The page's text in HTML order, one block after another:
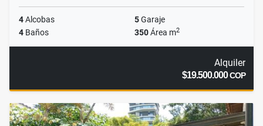
4Alcobas 5Garaje
4 Baños 350Área m2
Alquiler
$19.500.000COP